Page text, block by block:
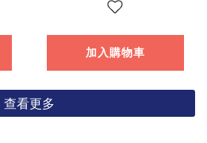
加入購物車
查看更多